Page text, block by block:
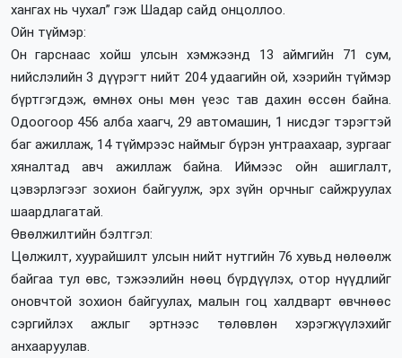
хангах нь чухал” гэж Шадар сайд онцоллоо.
Ойн түймэр:
Он гарснаас хойш улсын хэмжээнд 13 аймгийн 71 сум,
нийслэлийн 3 дүүрэгт нийт 204 удаагийн ой, хээрийн түймэр
бүртгэгдэж, өмнөх оны мөн үеэс тав дахин өссөн байна.
Одоогоор 456 алба хаагч, 29 автомашин, 1 нисдэг тэрэгтэй
баг ажиллаж, 14 түймрээс наймыг бүрэн унтраахаар, зургааг
хяналтад авч ажиллаж байна. Иймээс ойн ашиглалт,
цэвэрлэгээг зохион байгуулж, эрх зүйн орчныг сайжруулах
шаардлагатай.
Өвөлжилтийн бэлтгэл:
Цөлжилт, хуурайшилт улсын нийт нутгийн 76 хувьд нөлөөлж
байгаа тул өвс, тэжээлийн нөөц бүрдүүлэх, отор нүүдлийг
оновчтой зохион байгуулах, малын гоц халдварт өвчнөөс
сэргийлэх ажлыг эртнээс төлөвлөн хэрэгжүүлэхийг
анхааруулав.